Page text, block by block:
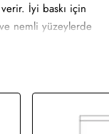
İyi baskı için
nemli yüzeylerde
kağıt, geri
püskürtmeli
ve nemli